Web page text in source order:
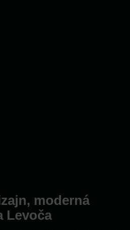
moderná
Levoča